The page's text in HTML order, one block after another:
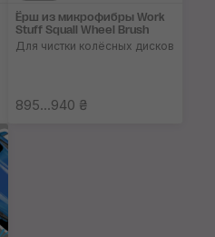
Ёрш из микрофибры Work
Stuff Squall Wheel Brush
Для чистки колёсных дисков
895...940 ₴